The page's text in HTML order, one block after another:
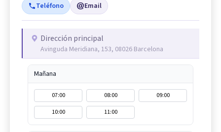
Teléfono Email
Dirección principal
Avinguda Meridiana, 153, 08026 Barcelona
Mañana
07:00 08:00
09:00
10:00
11:00